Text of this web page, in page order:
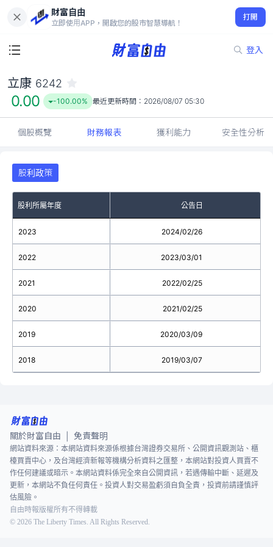
財富自由
立即使用APP，開啟您的股市智慧導航！
打開
登入
0.00
-100.00%
立康 6242
0.00 -100.00% 最近更新時間： 2026/08/07 05:30
個股概覽 財務報表 獲利能力 安全性分析
股利政策
股利所屬年度 公告日
2023
2022
2021
2020
2019
2018
2024/02/26
2023/03/01
2022/02/25
2021/02/25
2020/03/09
2019/03/07
關於財富自由 免責聲明
網站資料來源：本網站資料來源係根據台灣證券交易所、公開資訊觀測站、櫃
檯買賣中心，及台灣經濟新報等機構分析資料之匯整，本網站對投資人買賣不
作任何建議或暗示。本網站資料係完全來自公開資訊，若遇傳輸中斷、延遲及
更新，本網站不負任何責任。投資人對交易盈虧須自負全責，投資前請謹慎評
估風險。
自由時報版權所有不得轉載
© 2026 The Liberty Times. All Rights Reserved.